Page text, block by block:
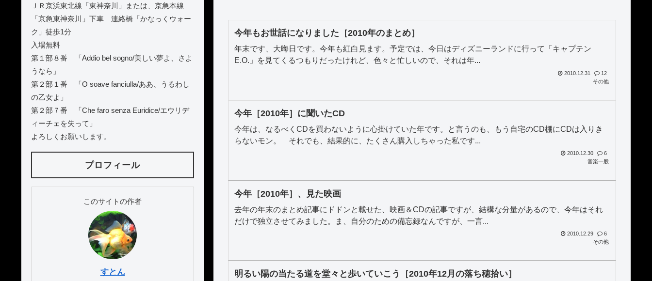
今年もお世話になりました［2010年のまとめ］
年末です、大晦日です。今年も紅白見ます。予定では、今日はディズニーランドに行って「キャプテン
E.O.」を見てくるつもりだったけれど、色々と忙しいので、それは年...
2010.12.31
12
その他
今年［2010年］に聞いたCD
今年は、なるべくCDを買わないように心掛けていた年です。と言うのも、もう自宅のCD棚にCDは入りき
らないモン。 それでも、結果的に、たくさん購入しちゃった私です...
2010.12.30
6
音楽一般
今年［2010年］、見た映画
去年の年末のまとめ記事にドドンと載せた、映画＆CDの記事ですが、結構な分量があるので、今年はそれ
だけで独立させてみました。ま、自分のための備忘録なんですが、一言...
2010.12.29
6
その他
明るい陽の当たる道を堂々と歩いていこう［2010年12月の落ち穂拾い］
ＪＲ京浜東北線「東神奈川」または、京急本線
「京急東神奈川」下車 連絡橋「かなっくウォー
ク」徒歩1分
入場無料
第１部８番 「Addio bel sogno/美しい夢よ、さよ
うなら」
第２部１番 「O soave fanciulla/ああ、うるわし
の乙女よ」
第２部７番 「Che faro senza Euridice/エウリデ
ィーチェを失って」
よろしくお願いします。
プロフィール
このサイトの作者
すとん